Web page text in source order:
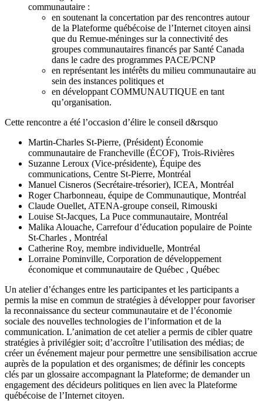
communautaire :
en soutenant la concertation par des rencontres autour
de la Plateforme québécoise de l’Internet citoyen ainsi
que du Remue-méninges sur la connectivité des
groupes communautaires financés par Santé Canada
dans le cadre des programmes PACE/PCNP
en représentant les intérêts du milieu communautaire au
sein des instances politiques et
en développant COMMUNAUTIQUE en tant
qu’organisation.
Cette rencontre a été l’occasion d’élire le conseil d&rsquo
Martin-Charles St-Pierre, (Président) Économie
communautaire de Francheville (ÉCOF), Trois-Rivières
Suzanne Leroux (Vice-présidente), Équipe des
communications, Centre St-Pierre, Montréal
Manuel Cisneros (Secrétaire-trésorier), ICEA, Montréal
Roger Charbonneau, équipe de Communautique, Montréal
Claude Ouellet, ATENA-groupe conseil, Rimouski
Louise St-Jacques, La Puce communautaire, Montréal
Malika Alouache, Carrefour d’éducation populaire de Pointe
St-Charles , Montréal
Catherine Roy, membre individuelle, Montréal
Lorraine Pominville, Corporation de développement
économique et communautaire de Québec , Québec
Un atelier d’échanges entre les participantes et les participants a
permis la mise en commun de stratégies à développer pour favoriser
la reconnaissance du secteur communautaire et de l’économie
sociale des nouvelles technologies de l’information et de la
communication. L’animation de cet atelier a permis de cibler quatre
stratégies à privilégier soit; d’accroître l’utilisation des médias; de
créer un événement majeur pour permettre une sensibilisation accrue
auprès de la population et des organismes; de définir les concepts
clés par un glossaire accompagnant la Plateforme; de demander un
engagement des décideurs politiques en lien avec la Plateforme
québécoise de l’Internet citoyen.